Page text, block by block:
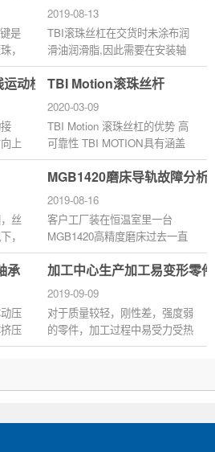
是
，
时
采
...
2019-08-13
TBI滚珠丝杠在交货时未涂布润
滑油润滑脂,因此需要在安装轴
承后提供适量的润滑油润滑脂。
请根据使用条件选择适合的润滑
方法。 建议对滚珠丝杠采用
动核心配件--直线轴承
上
钢
TBI Motion滚珠丝杆
2020-03-09
TBI Motion 滚珠丝杠的优势 高
可靠性 TBI MOTION具有涵盖
每个生产过程的非常严格的质量
控制标准。通过适当的润滑和使
用，可以长时间无故障运行。
运转平稳...
丝
，
是
必
...
MGB1420磨床导轨故障分析
2019-08-16
客户工厂装在恒温室里一台
MGB1420高精度磨床过去一直
选用N68导轨油，但机床的静摩
擦系数大，启动难，修正砂轮时
台面有爬行现象，从而导致加工
高压油泵...
承
压
压
滑
...
加工中心生产加工易变形零
2019-09-09
对于质量较轻，刚性差，强度弱
的零件，加工过程中易受力受热
变形，加工报废率高导致成本大